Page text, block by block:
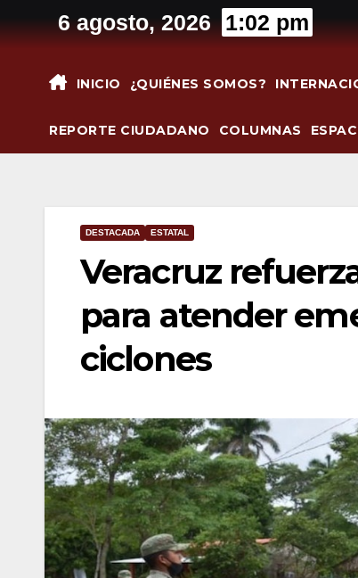
al
6 agosto, 2026 1:02 pm
INICIO ¿QUIÉNES SOMOS?
REPORTE CIUDADANO COLUMNAS
DESTACADA ESTATAL
Veracruz
para atender
ciclones